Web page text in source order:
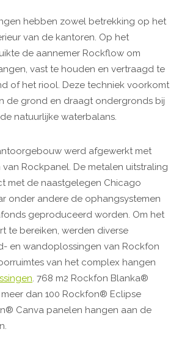
hebben zowel betrekking op het
van de kantoren. Op het
de aannemer Rockflow om
vast te houden en vertraagd te
of het riool. Deze techniek voorkomt
de grond en draagt ondergronds bij
natuurlijke waterbalans.
werd afgewerkt met
Rockpanel. De metalen uitstraling
met de naastgelegen Chicago
onder andere de ophangsystemen
geproduceerd worden. Om het
te bereiken, werden diverse
en wandoplossingen van Rockfon
van het complex hangen
. 768 m2 Rockfon Blanka®
dan 100 Rockfon® Eclipse
Canva panelen hangen aan de